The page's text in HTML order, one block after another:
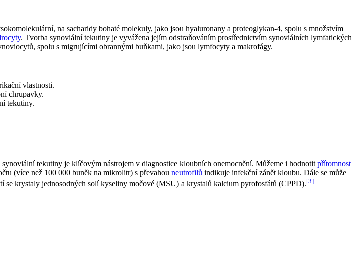
na sacharidy bohaté molekuly, jako jsou hyaluronany a proteoglykan-4, spolu s množstvím
. Tvorba synoviální tekutiny je vyvážena jejím odstraňováním prostřednictvím synoviálních lymfatických
spolu s migrujícími obrannými buňkami, jako jsou lymfocyty a makrofágy.
vlastnosti.
chrupavky.
tekutiny.
tekutiny je klíčovým nástrojem v diagnostice kloubních onemocnění. Můžeme i hodnotit přítomnost
(více než 100 000 buněk na mikrolitr) s převahou neutrofilů indikuje infekční zánět kloubu. Dále se může
se krystaly jednosodných solí kyseliny močové (MSU) a krystalů kalcium pyrofosfátů (CPPD).[3]